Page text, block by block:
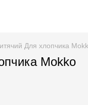
Для хлопчика
Mokko